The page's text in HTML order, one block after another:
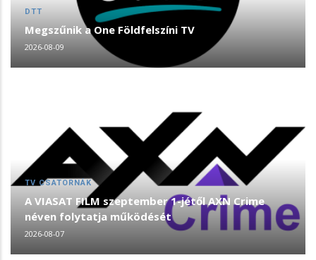
DTT
Megszűnik a One Földfelszíni TV
2026-08-09
TV CSATORNÁK
A VIASAT FILM szeptember 1-jétől AXN Crime
néven folytatja működését
2026-08-07